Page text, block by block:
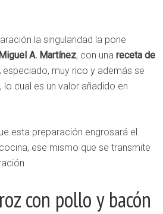
la singularidad la pone
Miguel A. Martínez, con una receta de
especiado, muy rico y además se
cual es un valor añadido en
esta preparación engrosará el
ese mismo que se transmite
con pollo y bacón